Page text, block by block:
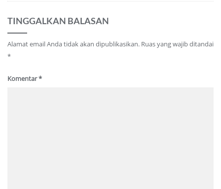
TINGGALKAN BALASAN
Alamat email Anda tidak akan dipublikasikan. Ruas yang wajib ditandai
*
Komentar*